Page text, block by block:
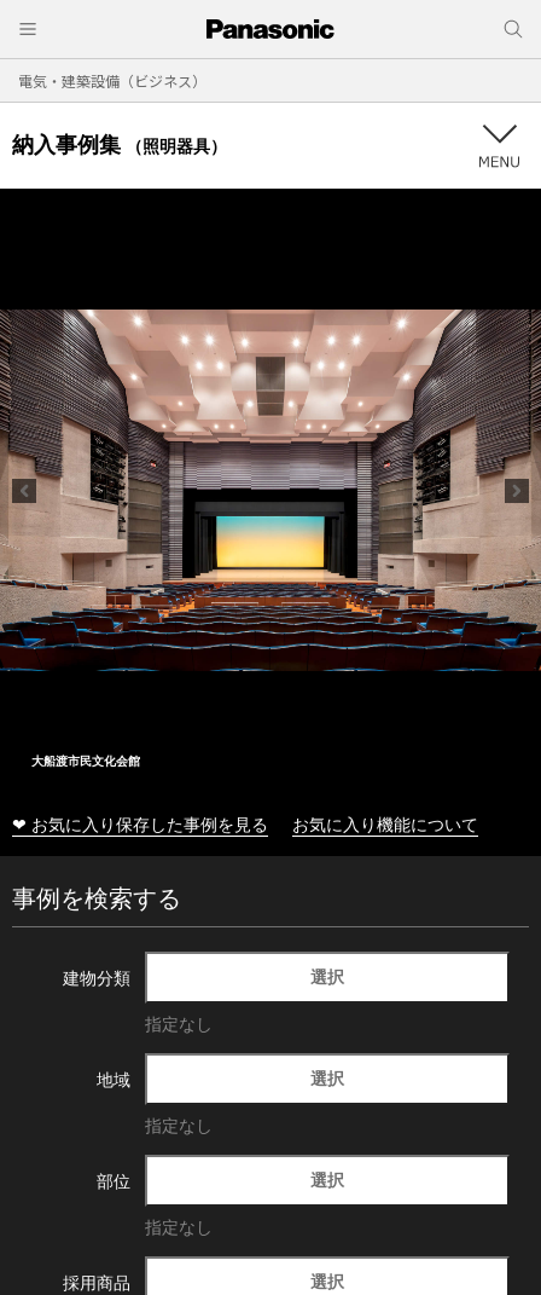
電気・建築設備（ビジネス）
納入事例集 （照明器具）
大船渡市民文化会館
❤ お気に入り保存した事例を見る お気に入り機能について
事例を検索する
建物分類 選択
指定なし
地域 選択
指定なし
部位 選択
指定なし
採用商品 選択